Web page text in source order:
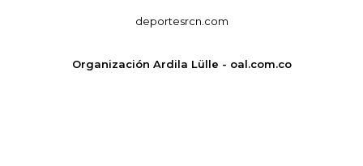
deportesrcn.com
Organización Ardila Lülle - oal.com.co